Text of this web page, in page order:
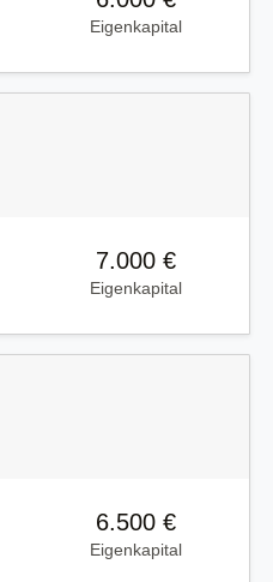
Eigenkapital
7.000 €
Eigenkapital
6.500 €
Eigenkapital